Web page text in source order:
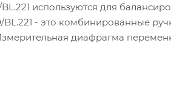
используются для
- это комбинированные
диафрагма
Клапан поставляется